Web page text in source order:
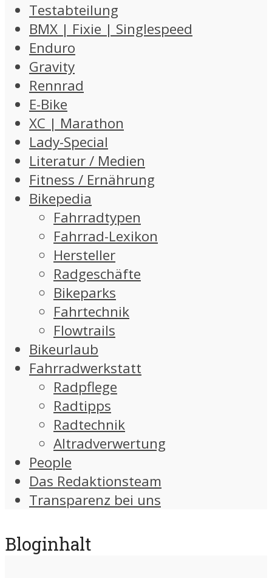
Testabteilung
BMX | Fixie | Singlespeed
Enduro
Gravity
Rennrad
E-Bike
XC | Marathon
Lady-Special
Literatur / Medien
Fitness / Ernährung
Bikepedia
Fahrradtypen
Fahrrad-Lexikon
Hersteller
Radgeschäfte
Bikeparks
Fahrtechnik
Flowtrails
Bikeurlaub
Fahrradwerkstatt
Radpflege
Radtipps
Radtechnik
Altradverwertung
People
Das Redaktionsteam
Transparenz bei uns
Bloginhalt